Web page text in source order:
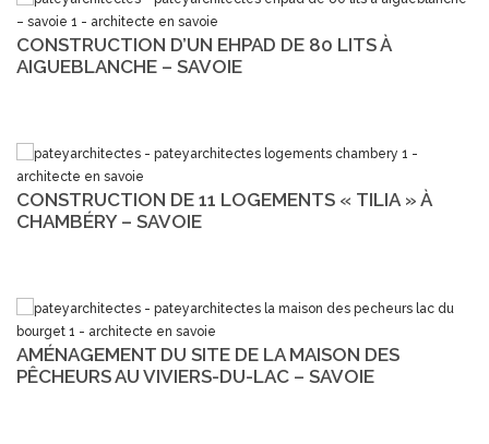
CONSTRUCTION D’UN EHPAD DE 80 LITS À
AIGUEBLANCHE – SAVOIE
CONSTRUCTION DE 11 LOGEMENTS « TILIA » À
CHAMBÉRY – SAVOIE
AMÉNAGEMENT DU SITE DE LA MAISON DES
PÊCHEURS AU VIVIERS-DU-LAC – SAVOIE